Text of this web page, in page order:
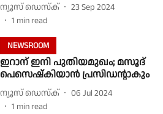
ന്യൂസ് ഡെസ്ക്
23 Sep 2024
1 min read
NEWSROOM
ഇറാന് ഇനി പുതിയമുഖം; മസൂദ്
പെസെഷ്കിയാൻ പ്രസിഡന്റാകും
ന്യൂസ് ഡെസ്ക്
06 Jul 2024
1 min read